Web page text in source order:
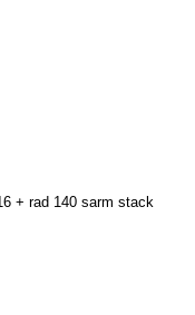
+ rad 140 sarm stack